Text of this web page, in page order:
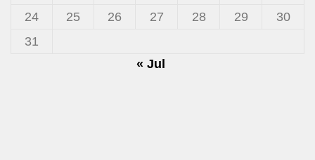
24
25 26 27 28 29
30
31
« Jul